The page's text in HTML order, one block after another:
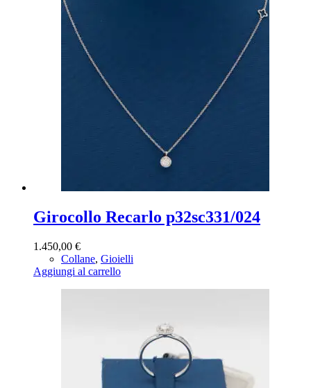
Girocollo Recarlo p32sc331/024
1.450,00 €
Collane, Gioielli
Aggiungi al carrello